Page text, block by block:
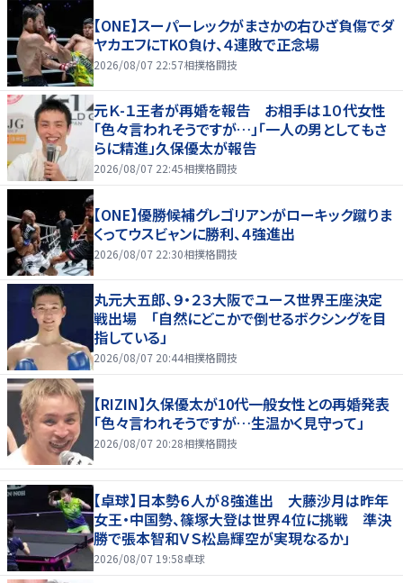
【ONE】スーパーレックがまさかの右ひざ負傷でダ
ヤカエフにTKO負け、４連敗で正念場
2026/08/07 22:57相撲格闘技
元Ｋ-１王者が再婚を報告 お相手は１０代女性
「色々言われそうですが…」「一人の男としてもさ
らに精進」久保優太が報告
2026/08/07 22:45相撲格闘技
【ONE】優勝候補グレゴリアンがローキック蹴りま
くってウスビャンに勝利、４強進出
2026/08/07 22:30相撲格闘技
丸元大五郎、９・２３大阪でユース世界王座決定
戦出場 「自然にどこかで倒せるボクシングを目
指している」
2026/08/07 20:44相撲格闘技
【RIZIN】久保優太が10代一般女性との再婚発表
「色々言われそうですが…生温かく見守って」
2026/08/07 20:28相撲格闘技
【卓球】日本勢６人が８強進出 大藤沙月は昨年
女王・中国勢、篠塚大登は世界４位に挑戦 準決
勝で張本智和ＶＳ松島輝空が実現なるか」
2026/08/07 19:58卓球